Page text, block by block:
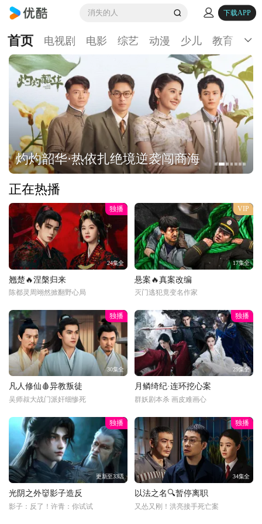
消失的人 下载APP
首页 电视剧 电影 综艺 动漫 少儿 教育 生
灼灼韶华·热依扎绝境逆袭闯商海
正在热播
独播
24集全
翘楚🔥涅槃归来
陈都灵周翊然掀翻野心局
VIP
17集全
悬案🔥真案改编
灭门逃犯竟变名作家
独播
30集全
凡人修仙🩸异教叛徒
吴师叔大战门派奸细惨死
独播
29集全
月鳞绮纪·连环挖心案
群妖剧本杀 画皮难画心
独播
更新至33话
光阴之外👹影子造反
影子：反了！许青：你试试
独播
34集全
以法之名🔍暂停离职
又怂又刚！洪亮接手死亡案